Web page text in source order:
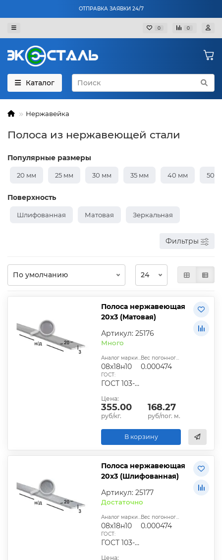
ОТПРАВКА ЗАЯВКИ 24/7
0 0
Каталог
Нержавейка
Полоса из нержавеющей стали
Популярные размеры
20 мм 25 мм 30 мм 35 мм 40 мм 50
Поверхность
Шлифованная Матовая Зеркальная
Фильтры
Полоса нержавеющая
20х3 (Матовая)
Артикул: 25176
Много
Аналог марки стали:
08х18н10
Вес погонного метра, т.:
0.000474
ГОСТ:
ГОСТ 103-2006
Цена:
355.00
руб/кг.
168.27
руб/пог. м.
В корзину
Полоса нержавеющая
20х3 (Шлифованная)
Артикул: 25177
Достаточно
Аналог марки стали:
08х18н10
Вес погонного метра, т.:
0.000474
ГОСТ:
ГОСТ 103-2006
Цена: